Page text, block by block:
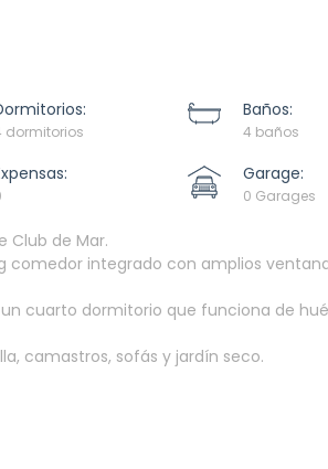
dormitorios
Baños:
4 baños
Garage:
0 Garages
Club de Mar.
comedor integrado con amplios
cuarto dormitorio que funciona de
camastros, sofás y jardín seco.